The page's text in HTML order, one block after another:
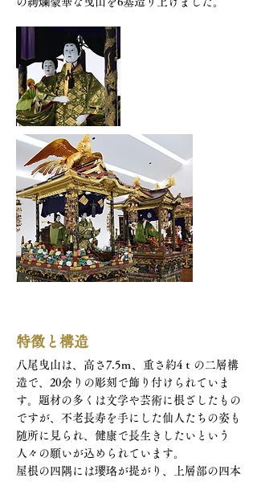
特徴と構造
八尾曳山は、高さ7.5ｍ、重さ約4ｔの二層構
造で、20余りの彫刻で飾り付けられていま
す。題材の多くは文学や芸術に根ざしたもの
ですが、不老長寿を手にした仙人たちの姿も
随所に見られ、健康で長生きしたいという
人々の願いが込められています。
屋根の四隅には瓔珞が提がり、上層部の四本